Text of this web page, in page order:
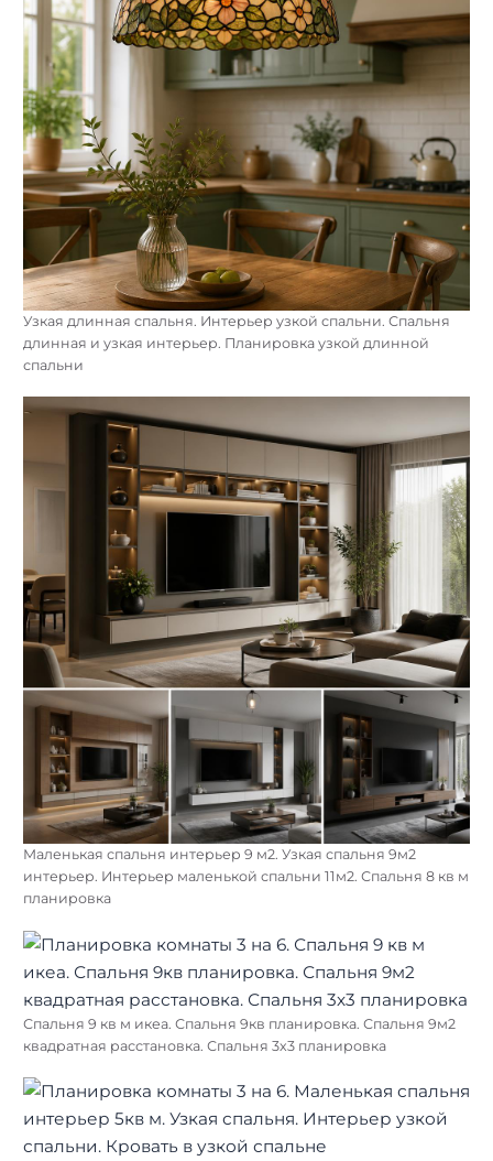
Узкая длинная спальня. Интерьер узкой спальни. Спальня
длинная и узкая интерьер. Планировка узкой длинной
спальни
Маленькая спальня интерьер 9 м2. Узкая спальня 9м2
интерьер. Интерьер маленькой спальни 11м2. Спальня 8 кв м
планировка
Спальня 9 кв м икеа. Спальня 9кв планировка. Спальня 9м2
квадратная расстановка. Спальня 3х3 планировка